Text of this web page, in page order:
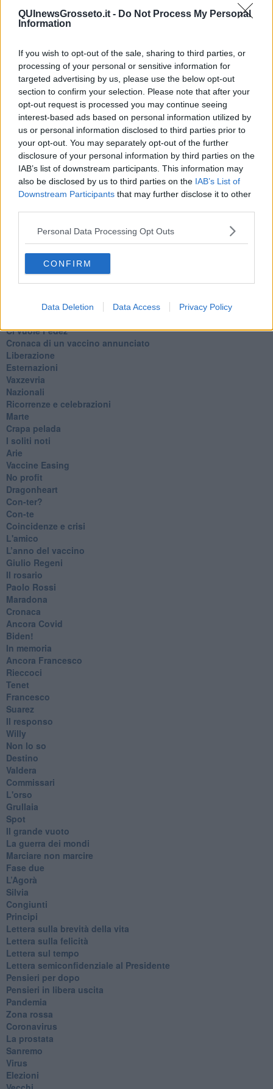
QUInewsGrosseto.it - Do Not Process My Personal
Information
If you wish to opt-out of the sale, sharing to third parties, or
processing of your personal or sensitive information for
targeted advertising by us, please use the below opt-out
section to confirm your selection. Please note that after your
opt-out request is processed you may continue seeing
interest-based ads based on personal information utilized by
us or personal information disclosed to third parties prior to
your opt-out. You may separately opt-out of the further
disclosure of your personal information by third parties on the
IAB’s list of downstream participants. This information may
also be disclosed by us to third parties on the IAB’s List of
Downstream Participants that may further disclose it to other
Personal Data Processing Opt Outs
CONFIRM
Data Deletion Data Access Privacy Policy
Se vuoi leggere le notizie principali della Toscana iscriviti alla
Newsletter QUInews - ToscanaMedia.Arriva gratis tutti i giorni
alle 20:00 direttamente nella tua casella di posta.
Basta cliccareQUI
Ti potrebbe interessare anche:
Articoli dal Blog “Pensieri della domenica” di Libero Venturi
​Agorà reloaded
Ultimo
Può darsi
Europei
Acciaio
Il Presidente
​Il Giro
​Ci vuole Fedez
​Cronaca di un vaccino annunciato
​Liberazione
Esternazioni
Vaxzevria
Nazionali
​Ricorrenze e celebrazioni
Marte
​Crapa pelada
​I soliti noti
Arie
​Vaccine Easing
No profit
Dragonheart
Con-ter?
​Con-te
Coincidenze e crisi
L'amico
​L’anno del vaccino
Giulio Regeni
​Il rosario
Paolo Rossi
Maradona
Cronaca
​Ancora Covid
​Biden!
In memoria
​Ancora Francesco
Rieccoci
Tenet
Francesco
Suarez
​Il responso
Willy
Non lo so
Destino
Valdera
Commissari
L'orso
Grullaia
Spot
​Il grande vuoto
​La guerra dei mondi
Marciare non marcire
Fase due
L’Agorà
Silvia
Congiunti
Principi
​Lettera sulla brevità della vita
​Lettera sulla felicità
​Lettera sul tempo
Lettera semiconfidenziale al Presidente
Pensieri per dopo
​Pensieri in libera uscita
Pandemia
Zona rossa
Coronavirus
La prostata
Sanremo
Virus
Elezioni